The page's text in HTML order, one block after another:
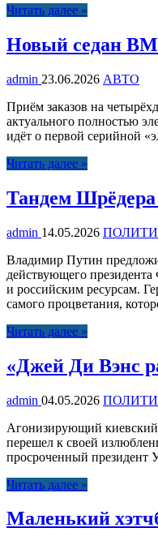
Читать далее »
Новый седан
admin 23.06.2026 АВТО
Приём заказов на
актуального полностью
идёт о первой серийной
Читать далее »
Тандем Шрёдера
admin 14.05.2026
Владимир Путин
действующего президента
и российским ресурсам.
самого процветания,
Читать далее »
«Джей Ди Вэнс
admin 04.05.2026
Агонизирующий киевский
перешел к своей
просроченный президент
Читать далее »
Маленький